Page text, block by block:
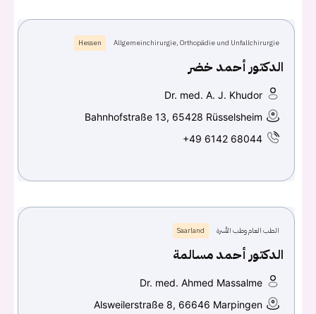
Allgemeinchirurgie, Orthopädie und Unfallchirurgie
Hessen
الدكتور أحمد خضر
Dr. med. A. J. Khudor
Bahnhofstraße 13, 65428 Rüsselsheim
+49 6142 68044
الطب العام وطب الأسرة Saarland
الدكتور أحمد مسالمة
Dr. med. Ahmed Massalme
Alsweilerstraße 8, 66646 Marpingen